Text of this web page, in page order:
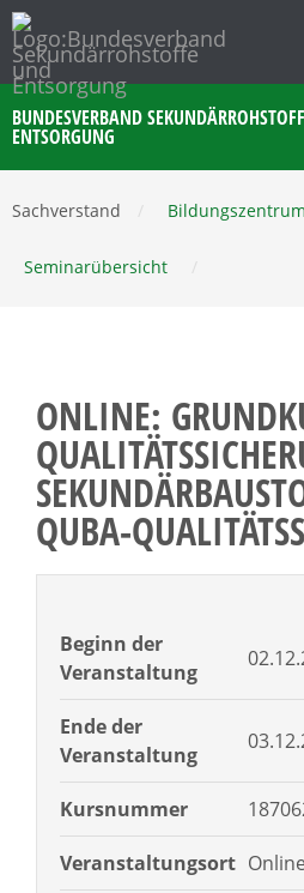
BUNDESVERBAND
ENTSORGUNG
Sachverstand Bildungszentrum
Seminarübersicht
ONLINE:
QUBA-
Beginn der
Veranstaltung
Ende der
Veranstaltung
Kursnummer
Veranstaltungsort